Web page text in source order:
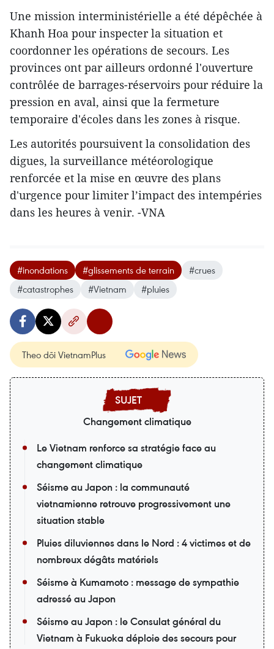
Une mission interministérielle a été dépêchée à
Khanh Hoa pour inspecter la situation et
coordonner les opérations de secours. Les
provinces ont par ailleurs ordonné l'ouverture
contrôlée de barrages-réservoirs pour réduire la
pression en aval, ainsi que la fermeture
temporaire d'écoles dans les zones à risque.
Les autorités poursuivent la consolidation des
digues, la surveillance météorologique
renforcée et la mise en œuvre des plans
d'urgence pour limiter l’impact des intempéries
dans les heures à venir. -VNA
#inondations #glissements de terrain
#crues
#catastrophes
#Vietnam #pluies
Theo dõi VietnamPlus
Changement climatique
Le Vietnam renforce sa stratégie face au
changement climatique
Séisme au Japon : la communauté
vietnamienne retrouve progressivement une
situation stable
Pluies diluviennes dans le Nord : 4 victimes et de
nombreux dégâts matériels
Séisme à Kumamoto : message de sympathie
adressé au Japon
Séisme au Japon : le Consulat général du
Vietnam à Fukuoka déploie des secours pour